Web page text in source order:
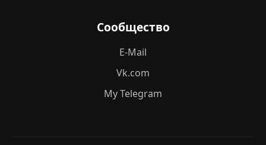
Сообщество
E-Mail
Vk.com
My Telegram